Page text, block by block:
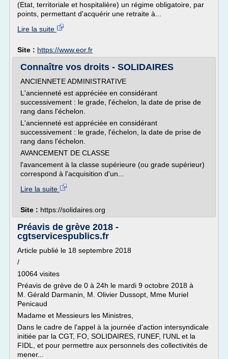
(Etat, territoriale et hospitalière) un régime obligatoire, par
points, permettant d'acquérir une retraite à...
Lire la suite
Site : https://www.eor.fr
Connaître vos droits - SOLIDAIRES
ANCIENNETE ADMINISTRATIVE
L'ancienneté est appréciée en considérant
successivement : le grade, l'échelon, la date de prise de
rang dans l'échelon.
L'ancienneté est appréciée en considérant
successivement : le grade, l'échelon, la date de prise de
rang dans l'échelon.
AVANCEMENT DE CLASSE
l'avancement à la classe supérieure (ou grade supérieur)
correspond à l'acquisition d'un...
Lire la suite
Site : https://solidaires.org
Préavis de grève 2018 -
cgtservicespublics.fr
Article publié le 18 septembre 2018
/
10064 visites
Préavis de grève de 0 à 24h le mardi 9 octobre 2018 à
M. Gérald Darmanin, M. Olivier Dussopt, Mme Muriel
Penicaud
Madame et Messieurs les Ministres,
Dans le cadre de l'appel à la journée d'action intersyndicale
initiée par la CGT, FO, SOLIDAIRES, l'UNEF, l'UNL et la
FIDL, et pour permettre aux personnels des collectivités de
mener...